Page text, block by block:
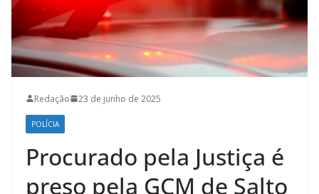
Redação 23 de junho de 2025
POLÍCIA
Procurado pela Justiça é
preso pela GCM de Salto